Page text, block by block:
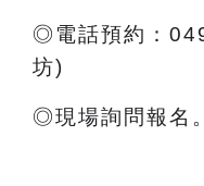
◎電話預約：
坊)
◎現場詢問報名。